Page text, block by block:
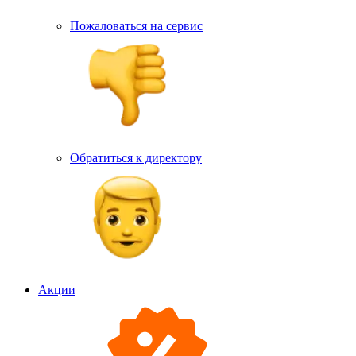
Пожаловаться на сервис
Обратиться к директору
Акции